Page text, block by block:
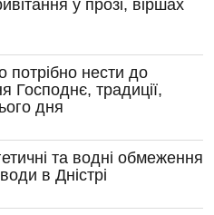
у прозі, віршах
нести до
Господнє, традиції,
дня
та водні обмеження
в Дністрі